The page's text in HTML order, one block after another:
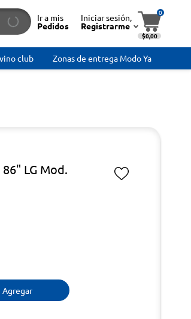
Ir a mis
Pedidos
Iniciar sesión,
Registrarme
0
$0,00
club Zonas de entrega Modo Ya
LG Mod.
Agregar